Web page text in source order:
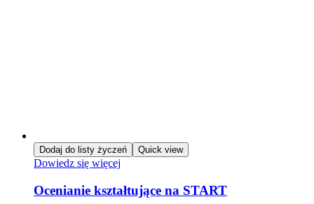
Dodaj do listy życzeń Quick view
Dowiedz się więcej
Ocenianie kształtujące na START